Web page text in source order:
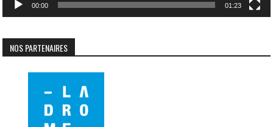
00:00 01:23
NOS PARTENAIRES